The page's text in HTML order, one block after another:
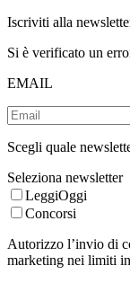
Iscriviti alla
Si è verificato un
EMAIL
Scegli quale
Seleziona newsletter
LeggiOggi
Concorsi
Autorizzo l’invio di
marketing nei limiti